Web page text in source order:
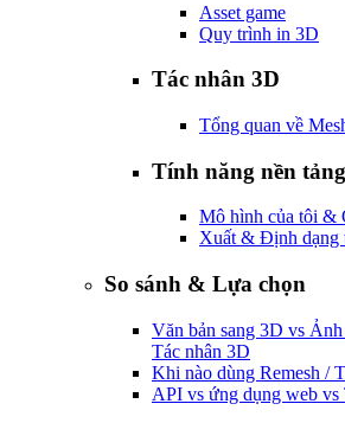
Asset game
Quy trình in 3D
Tác nhân 3D
Tổng quan về
Tính năng nền tảng
Mô hình của tôi &
Xuất & Định dạng
So sánh & Lựa chọn
Văn bản sang 3D vs
Tác nhân 3D
Khi nào dùng Remesh /
API vs ứng dụng web vs